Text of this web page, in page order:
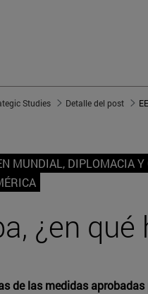
Studies Detalle del post
MUNDIAL, DIPLOMACIA Y
¿en
de las medidas